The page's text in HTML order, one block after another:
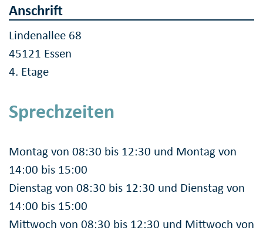
Anschrift
Lindenallee 68
45121 Essen
4. Etage
Sprechzeiten
Montag von 08:30 bis 12:30 und Montag von
14:00 bis 15:00
Dienstag von 08:30 bis 12:30 und Dienstag von
14:00 bis 15:00
Mittwoch von 08:30 bis 12:30 und Mittwoch von